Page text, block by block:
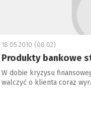
18.05.2010 (08:02)
Produkty bankowe
W dobie kryzysu
walczyć o klienta coraz